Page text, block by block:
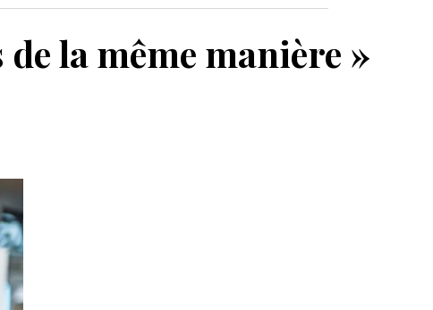
la même manière »